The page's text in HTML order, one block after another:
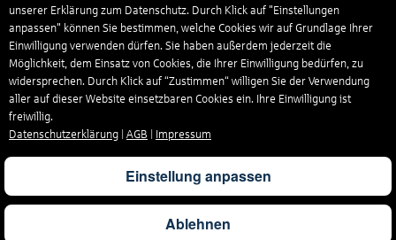
unserer Erklärung zum Datenschutz. Durch Klick auf "Einstellungen
anpassen" können Sie bestimmen, welche Cookies wir auf Grundlage Ihrer
Einwilligung verwenden dürfen. Sie haben außerdem jederzeit die
Möglichkeit, dem Einsatz von Cookies, die Ihrer Einwilligung bedürfen, zu
widersprechen. Durch Klick auf “Zustimmen“ willigen Sie der Verwendung
aller auf dieser Website einsetzbaren Cookies ein. Ihre Einwilligung ist
freiwillig.
Datenschutzerklärung
AGB Impressum
Einstellung anpassen
Ablehnen